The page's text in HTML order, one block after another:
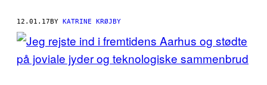
12.01.17BY KATRINE KRØJBY